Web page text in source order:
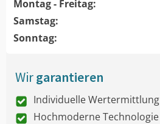
Montag - Freitag:
Samstag:
Sonntag:
Wirgarantieren
Individuelle Wertermittlung
Hochmoderne Technologie